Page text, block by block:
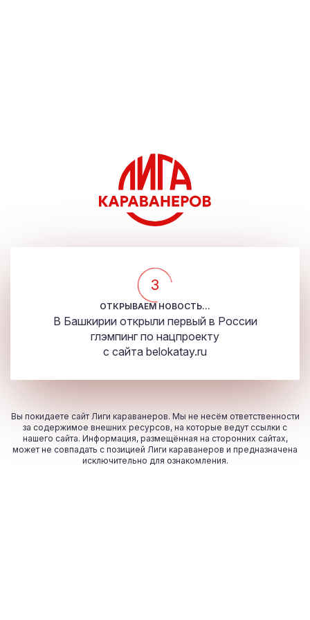
3
ОТКРЫВАЕМ НОВОСТЬ...
В Башкирии открыли первый в России
глэмпинг по нацпроекту
с сайта belokatay.ru
Вы покидаете сайт Лиги караванеров. Мы не несём ответственности
за содержимое внешних ресурсов, на которые ведут ссылки с
нашего сайта. Информация, размещённая на сторонних сайтах,
может не совпадать с позицией Лиги караванеров и предназначена
исключительно для ознакомления.